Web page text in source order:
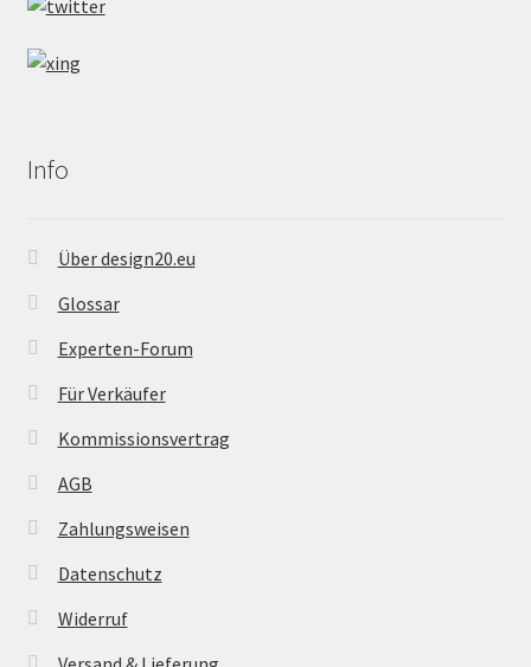
Info
Über design20.eu
Glossar
Experten-Forum
Für Verkäufer
Kommissionsvertrag
AGB
Zahlungsweisen
Datenschutz
Widerruf